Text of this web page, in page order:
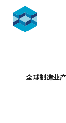
main
全球制造业